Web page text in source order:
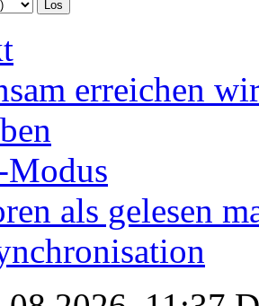
erreichen
als gelesen